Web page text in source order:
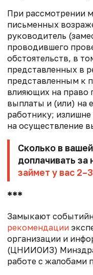
При рассмотрении
письменных
руководитель
проводившего
обстоятельств, в
представленных в
представленным к
влияющих на право
выплаты и (или) на
работнику;
на осуществление
Сколько в
доплачивать за
займет у вас
***
Замыкают
рекомендации
организации и
(ЦНИИОИЗ)
работе с жалобами